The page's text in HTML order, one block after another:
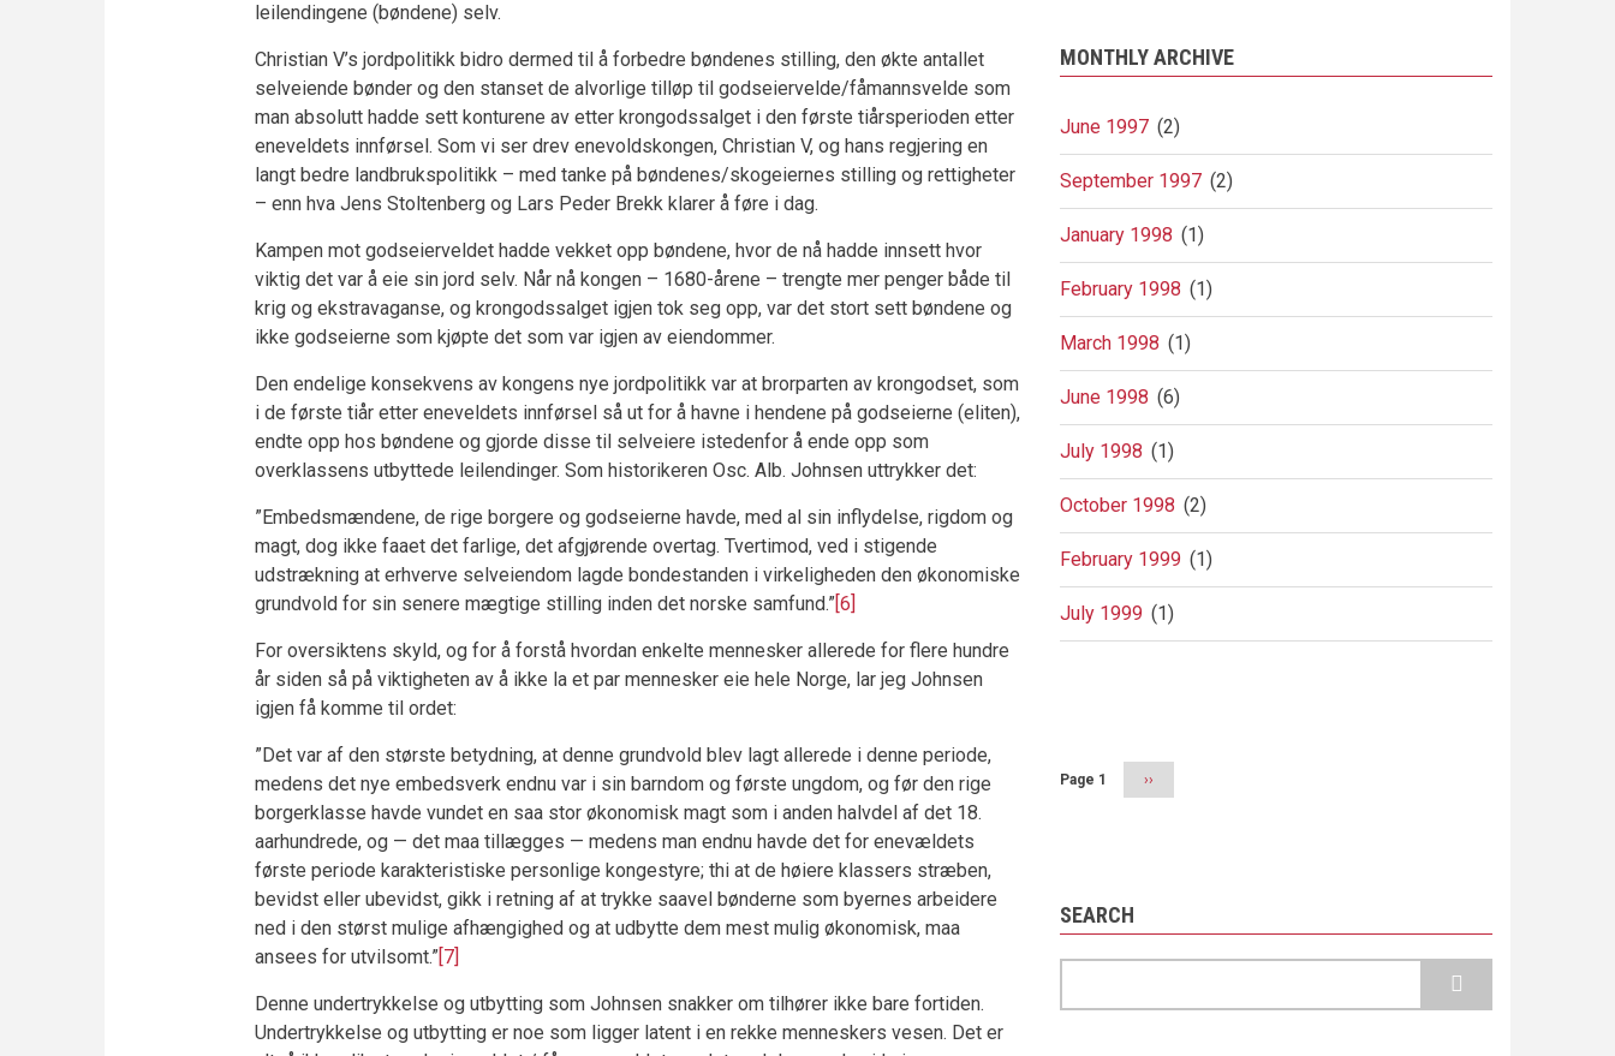
leilendingene (bøndene) selv.
Christian V’s jordpolitikk bidro dermed til å forbedre bøndenes stilling, den økte antallet
selveiende bønder og den stanset de alvorlige tilløp til godseiervelde/fåmannsvelde som
man absolutt hadde sett konturene av etter krongodssalget i den første tiårsperioden etter
eneveldets innførsel. Som vi ser drev enevoldskongen, Christian V, og hans regjering en
langt bedre landbrukspolitikk – med tanke på bøndenes/skogeiernes stilling og rettigheter
– enn hva Jens Stoltenberg og Lars Peder Brekk klarer å føre i dag.
Kampen mot godseierveldet hadde vekket opp bøndene, hvor de nå hadde innsett hvor
viktig det var å eie sin jord selv. Når nå kongen – 1680-årene – trengte mer penger både til
krig og ekstravaganse, og krongodssalget igjen tok seg opp, var det stort sett bøndene og
ikke godseierne som kjøpte det som var igjen av eiendommer.
Den endelige konsekvens av kongens nye jordpolitikk var at brorparten av krongodset, som
i de første tiår etter eneveldets innførsel så ut for å havne i hendene på godseierne (eliten),
endte opp hos bøndene og gjorde disse til selveiere istedenfor å ende opp som
overklassens utbyttede leilendinger. Som historikeren Osc. Alb. Johnsen uttrykker det:
”Embedsmændene, de rige borgere og godseierne havde, med al sin inflydelse, rigdom og
magt, dog ikke faaet det farlige, det afgjørende overtag. Tvertimod, ved i stigende
udstrækning at erhverve selveiendom lagde bondestanden i virkeligheden den økonomiske
grundvold for sin senere mægtige stilling inden det norske samfund.”[6]
For oversiktens skyld, og for å forstå hvordan enkelte mennesker allerede for flere hundre
år siden så på viktigheten av å ikke la et par mennesker eie hele Norge, lar jeg Johnsen
igjen få komme til ordet:
”Det var af den største betydning, at denne grundvold blev lagt allerede i denne periode,
medens det nye embedsverk endnu var i sin barndom og første ungdom, og før den rige
borgerklasse havde vundet en saa stor økonomisk magt som i anden halvdel af det 18.
aarhundrede, og — det maa tillægges — medens man endnu havde det for enevældets
første periode karakteristiske personlige kongestyre; thi at de høiere klassers stræben,
bevidst eller ubevidst, gikk i retning af at trykke saavel bønderne som byernes arbeidere
ned i den størst mulige afhængighed og at udbytte dem mest mulig økonomisk, maa
ansees for utvilsomt.”[7]
Denne undertrykkelse og utbytting som Johnsen snakker om tilhører ikke bare fortiden.
Undertrykkelse og utbytting er noe som ligger latent i en rekke menneskers vesen. Det er
MONTHLY ARCHIVE
June 1997 (2)
September 1997 (2)
January 1998 (1)
February 1998 (1)
March 1998 (1)
June 1998 (6)
July 1998 (1)
October 1998 (2)
February 1999 (1)
July 1999 (1)
Page 1
Next
page
››
SEARCH